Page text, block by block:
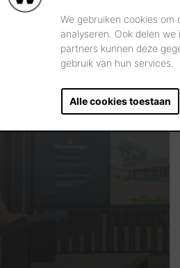
We gebruiken cookies
analyseren. Ook delen
partners kunnen deze
gebruik van hun services.
Alle cookies toestaan